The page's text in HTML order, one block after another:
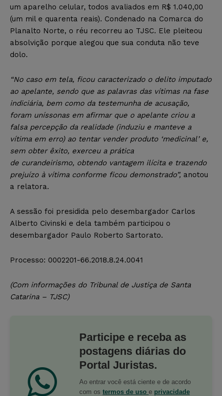
um aparelho celular, todos avaliados em R$ 1.040,00
(um mil e quarenta reais). Condenado na Comarca do
Planalto Norte, o réu recorreu ao TJSC. Ele pleiteou
absolvição porque alegou que sua conduta não teve
dolo.
“No caso em tela, ficou caracterizado o delito imputado
ao apelante, sendo que as palavras das vítimas na fase
indiciária, bem como da testemunha de acusação,
foram uníssonas em afirmar que o apelante criou a
falsa percepção da realidade (induziu e manteve a
vítima em erro) ao tentar vender produto ‘medicinal’ e,
sem obter êxito, exerceu a prática
de curandeirismo, obtendo vantagem ilícita e trazendo
prejuízo à vítima conforme ficou demonstrado”, anotou
a relatora.
A sessão foi presidida pelo desembargador Carlos
Alberto Civinski e dela também participou o
desembargador Paulo Roberto Sartorato.
Processo: 0002201-66.2018.8.24.0041
(Com informações do Tribunal de Justiça de Santa
Catarina – TJSC)
Participe e receba as
postagens diárias do
Portal Juristas.
Ao entrar você está ciente e de acordo
com os termos de uso e privacidade